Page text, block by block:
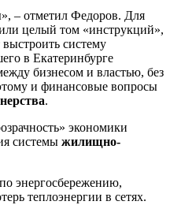
– отметил Федоров. Для
целый том «инструкций»,
выстроить систему
в Екатеринбурге
бизнесом и властью, без
и финансовые вопросы
.
экономики
системы жилищно-
энергосбережению,
теплоэнергии в сетях.